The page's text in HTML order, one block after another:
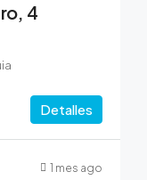
4
Detalles
1 mes ago